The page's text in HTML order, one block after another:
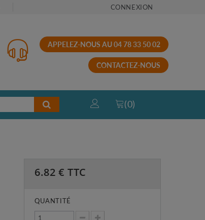
CONNEXION
APPELEZ-NOUS AU 04 78 33 50 02
CONTACTEZ-NOUS
(0)
6.82 € TTC
QUANTITÉ